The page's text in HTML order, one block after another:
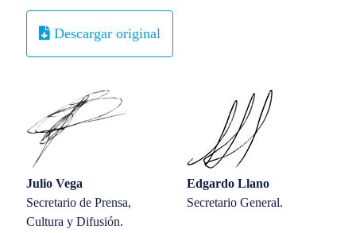
Descargar original
Julio Vega
Secretario de Prensa,
Cultura y Difusión.
Edgardo Llano
Secretario General.